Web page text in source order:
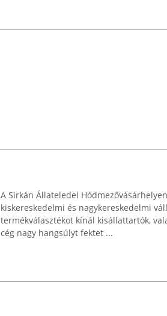
A Sirkán Állateledel
kiskereskedelmi és nagykereskedelmi
termékválasztékot kínál kisállattartók,
cég nagy hangsúlyt fektet ...